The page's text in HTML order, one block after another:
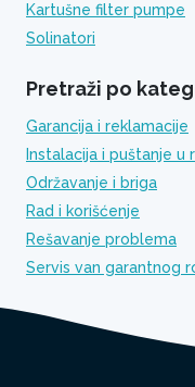
Kartušne filter pumpe
Solinatori
Pretraži po
Garancija i reklamacije
Instalacija i puštanje u
Održavanje i briga
Rad i korišćenje
Rešavanje problema
Servis van garantnog